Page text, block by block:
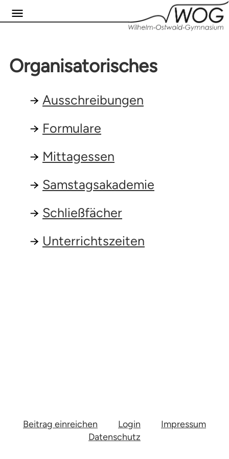
Organisatorisches
Ausschreibungen
Formulare
Mittagessen
Samstagsakademie
Schließfächer
Unterrichtszeiten
Beitrag einreichen Login
Impressum
Datenschutz